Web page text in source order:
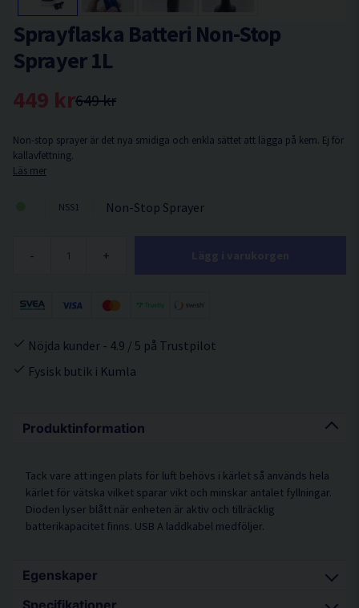
Produktinformation
Tack vare att ingen plats för luft behövs i kärlet så används hela
kärlet för vätska vilket sparar vikt och minskar antalet fyllningar.
Dioden lyser blått när enheten är aktiv och tillräcklig
batterikapacitet finns. USB A laddkabel medföljer.
Egenskaper
Specifikationer
Sprayflaska Batteri Non-Stop
Sprayer 1L
649 kr
449 kr
Non-stop sprayer är det nya smidiga och enkla sättet att lägga på kem. Ej för
kallavfettning.
Läs mer
NSS1 Non-Stop Sprayer
- +
Nöjda kunder - 4.9 / 5 på Trustpilot
Fysisk butik i Kumla